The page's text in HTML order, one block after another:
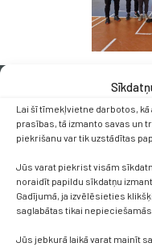
Lai šī tīmekļvietne darbotos,
prasības, tā izmanto savas un
piekrišanu var tik uzstādītas
Jūs varat piekrist visām
noraidīt papildu sīkdatņu
Gadījumā, ja izvēlēsieties
saglabātas tikai
Jūs jebkurā laikā varat mainīt
Kontakti
+371 638 656 05